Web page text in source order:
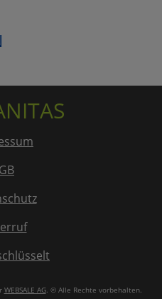
WEBSALE AG. © Alle Rechte vorbehalten.